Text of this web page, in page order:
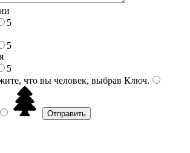
5
5
5
что вы человек, выбрав Ключ.